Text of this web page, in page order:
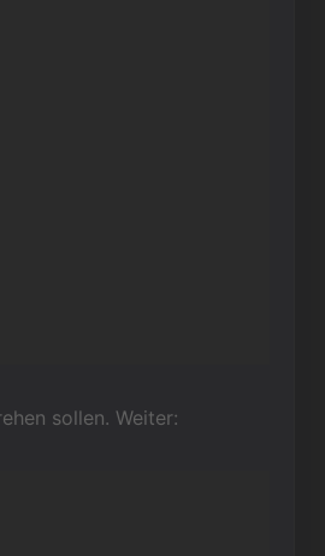
sollen. Weiter: